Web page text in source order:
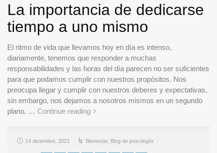
La importancia de dedicarse
tiempo a uno mismo
El ritmo de vida que llevamos hoy en día es intenso,
diariamente, tenemos que responder a muchas
responsabilidades y las horas del día parecen no ser suficientes
para que podamos cumplir con nuestros propósitos. Nos
preocupa llegar y cumplir con nuestros deberes y expectativas,
sin embargo, nos dejamos a nosotros mismos en un segundo
plano. … Continue reading
14 diciembre, 2021 Bienestar, Blog de psicología